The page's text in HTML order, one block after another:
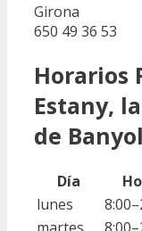
Girona
650 49 36 53
Horarios
Estany,
de
Día
lunes